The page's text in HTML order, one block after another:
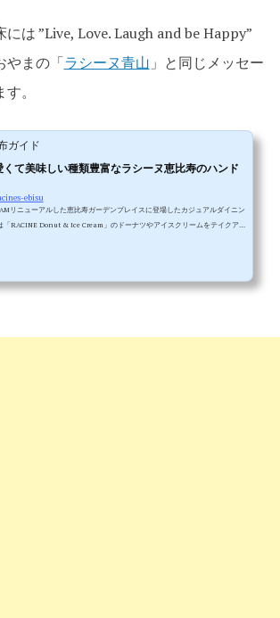
は ”Live, Love. Laugh and be Happy”
やまの「ラシーヌ青山 」と同じメッセー
。
ガイド
て美味しい種類豊富なラシーヌ恵比寿のハンド
ebisu
リニューアルした恵比寿ガーデンプレイスに登場したカジュアルダイニン
RACINE Donut & Ice Cream」のドーナツやアイスクリームをテイクア